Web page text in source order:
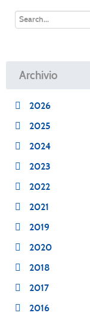
Archivio
2026
2025
2024
2023
2022
2021
2019
2020
2018
2017
2016